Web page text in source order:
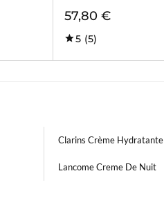
57,80 €
5 (5)
Clarins Crème Hydratante
Lancome Creme De Nuit